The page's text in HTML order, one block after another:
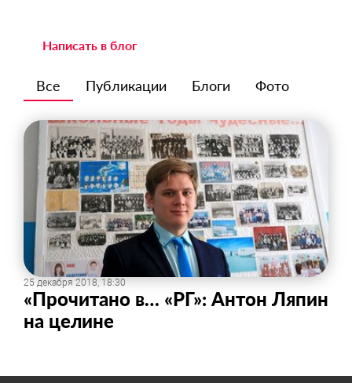
Написать в блог
Все Публикации Блоги Фото
25 декабря 2018, 18:30
​«Прочитано в… «РГ»: Антон Ляпин
на целине